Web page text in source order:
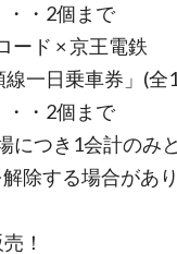
・・2個まで
ード × 京王電鉄
線一日乗車券」(
・・2個まで
つき1会計のみ
除する場合があり
！